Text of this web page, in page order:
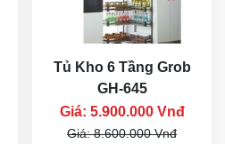
Tủ Kho 6 Tầng Grob
GH-645
Giá: 5.900.000 Vnđ
Giá: 8.600.000 Vnđ